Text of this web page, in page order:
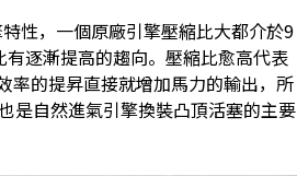
性，一個原廠引擎壓縮比大都介於9
逐漸提高的趨向。壓縮比愈高代表
率的提昇直接就增加馬力的輸出，所
是自然進氣引擎換裝凸頂活塞的主要